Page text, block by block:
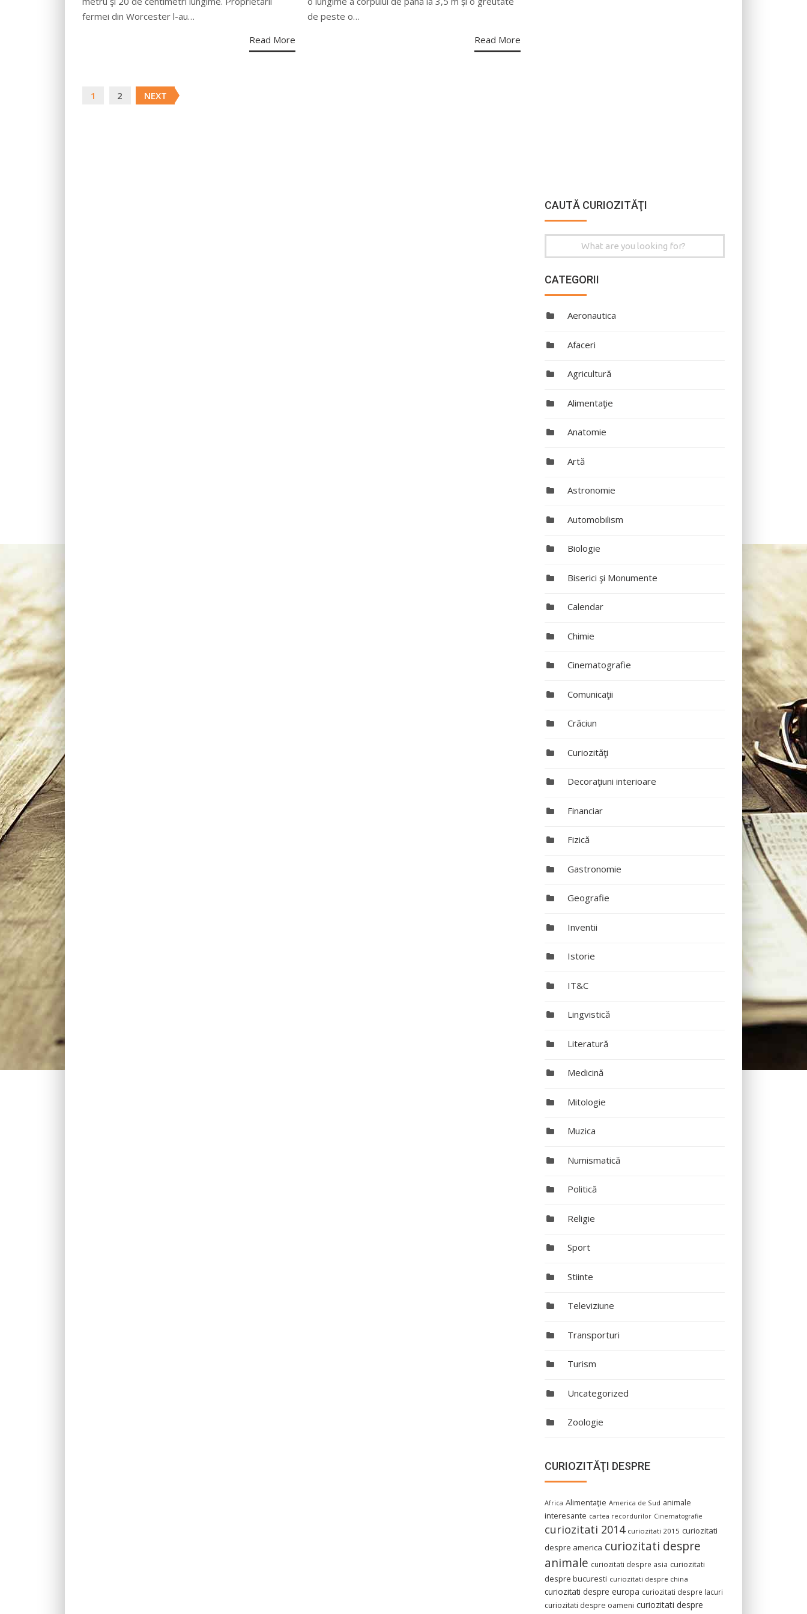
fermei din Worcester l-au…
Read More
de peste o…
Read More
navigation
1 2 NEXT
CAUTĂ CURIOZITĂŢI
Search
CATEGORII
Aeronautica
Afaceri
Agricultură
Alimentaţie
Anatomie
Artă
Astronomie
Automobilism
Biologie
Biserici şi Monumente
Calendar
Chimie
Cinematografie
Comunicaţii
Crăciun
Curiozităţi
Decoraţiuni interioare
Financiar
Fizică
Gastronomie
Geografie
Inventii
Istorie
IT&C
Lingvistică
Literatură
Medicină
Mitologie
Muzica
Numismatică
Politică
Religie
Sport
Stiinte
Televiziune
Transporturi
Turism
Uncategorized
Zoologie
CURIOZITĂŢI DESPRE
Africa Alimentaţie America de Sud animale
interesante cartea recordurilor Cinematografie
curiozitati 2014 curiozitati 2015 curiozitati
despre america curiozitati despre
animale curiozitati despre asia curiozitati
despre bucuresti curiozitati despre china
curiozitati despre europa curiozitati despre lacuri
curiozitati despre oameni curiozitati despre